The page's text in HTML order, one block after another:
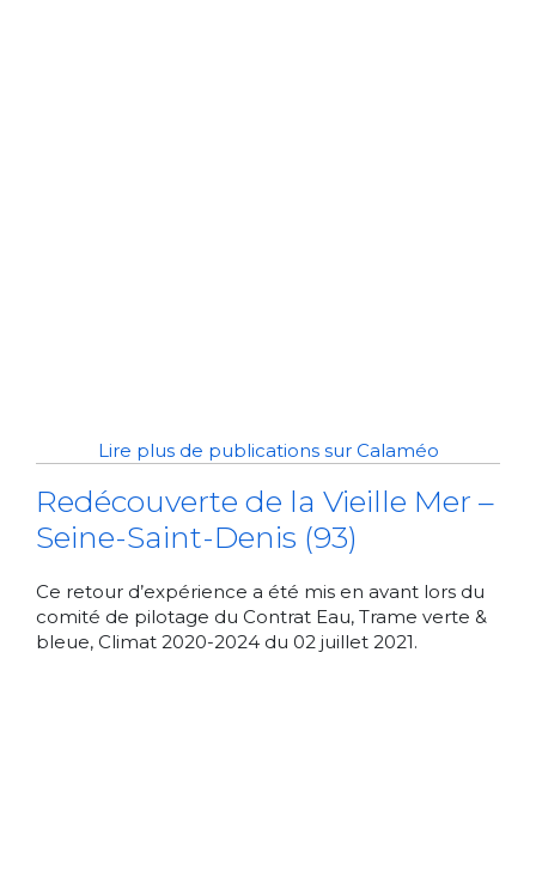
Lire plus de publications sur Calaméo
Redécouverte de la Vieille Mer –
Seine-Saint-Denis (93)
Ce retour d’expérience a été mis en avant lors du
comité de pilotage du Contrat Eau, Trame verte &
bleue, Climat 2020-2024 du 02 juillet 2021.